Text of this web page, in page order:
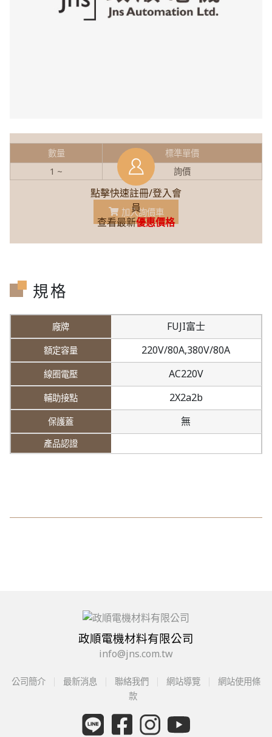
點擊快速註冊/登入會
員
查看最新優惠價格
數量
標準單價
1 ~
詢價
加入詢價車
規格
FUJI富士
220V/80A,380V/80A
AC220V
2X2a2b
無
政順電機材料有限公司
info@jns.com.tw
公司簡介 最新消息 聯絡我們 網站導覽
網站使用條
款